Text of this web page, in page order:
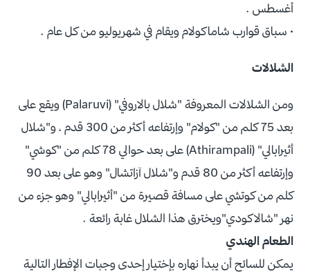
أغسطس .
• سباق قوارب شاماكولام ويقام في شهريوليو من كل عام .
الشلالات
ومن الشلالات المعروفة "شلال بالاروفي" (Palaruvi) ويقع على
بعد 75 كلم من "كولام" وإرتفاعه أكثر من 300 قدم ، و"شلال
أثيرابالي" (Athirampali) على بعد حوالي 78 كلم من "كوشي"
وإرتفاعه أكثر من 80 قدم و"شلال آزاتشال" وهو على بعد 90
كلم من كوتشي على مسافة قصيرة من "أثيرابالي" وهو جزء من
نهر "شالاكودي"ويخترق هذا الشلال غابة رائعة .
الطعام الهندي
يمكن للسائح أن يبدأ نهاره بإختيار إحدى وجبات الإفطار التالية